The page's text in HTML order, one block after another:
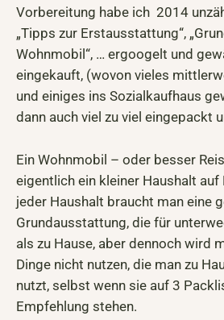
Vorbereitung habe ich 2014
„Tipps zur Erstausstattung“,
Wohnmobil“, … ergoogelt und
eingekauft, (wovon vieles
und einiges ins Sozialkaufhaus
dann auch viel zu viel eingepackt
Ein Wohnmobil – oder besser
eigentlich ein kleiner Haushalt auf
jeder Haushalt braucht man eine
Grundausstattung, die für
als zu Hause, aber dennoch wird
Dinge nicht nutzen, die man zu
nutzt, selbst wenn sie auf 3
Empfehlung stehen.